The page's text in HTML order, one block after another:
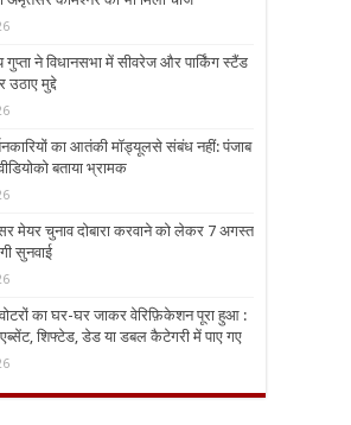
ने विधानसभा में सीवरेज और पार्किंग स्टैंड
मुद्दे
का आतंकी मॉड्यूलसे संबंध नहीं: पंजाब
बताया भ्रामक
मेयर चुनाव दोबारा करवाने को लेकर 7 अगस्त
सुनवाई
का घर-घर जाकर वेरिफ़िकेशन पूरा हुआ :
शिफ्टेड, डेड या डबल कैटेगरी में पाए गए